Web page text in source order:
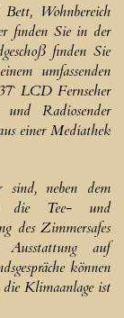
Wohnbereich
finden Sie in der
finden Sie
umfassenden
LCD Fernseher
und Radiosender
einer Mediathek
sind, neben dem
die Tee- und
des Zimmersafes
auf
können
Klimaanlage ist